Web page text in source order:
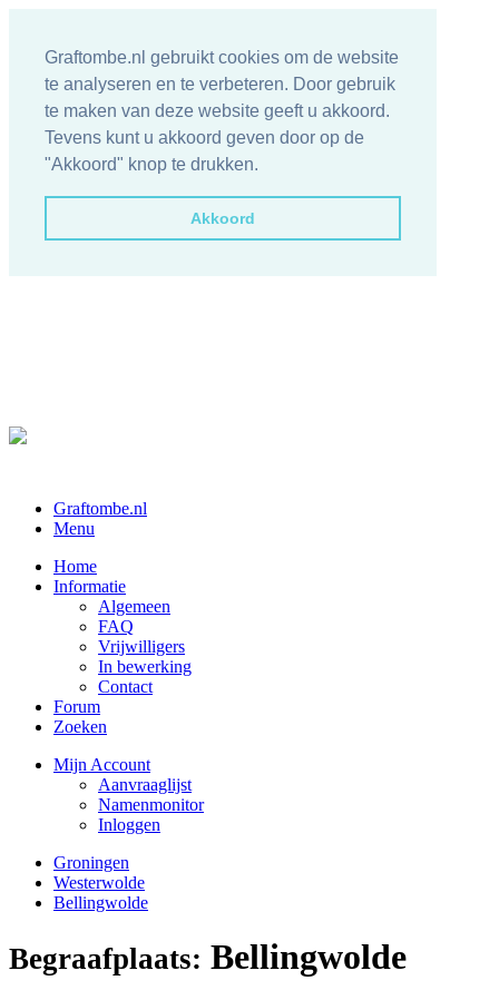
Graftombe.nl gebruikt cookies om de website
te analyseren en te verbeteren. Door gebruik
te maken van deze website geeft u akkoord.
Tevens kunt u akkoord geven door op de
"Akkoord" knop te drukken.
Akkoord
Graftombe.nl
Menu
Home
Informatie
Algemeen
FAQ
Vrijwilligers
In bewerking
Contact
Forum
Zoeken
Mijn Account
Aanvraaglijst
Namenmonitor
Inloggen
Groningen
Westerwolde
Bellingwolde
Begraafplaats: Bellingwolde